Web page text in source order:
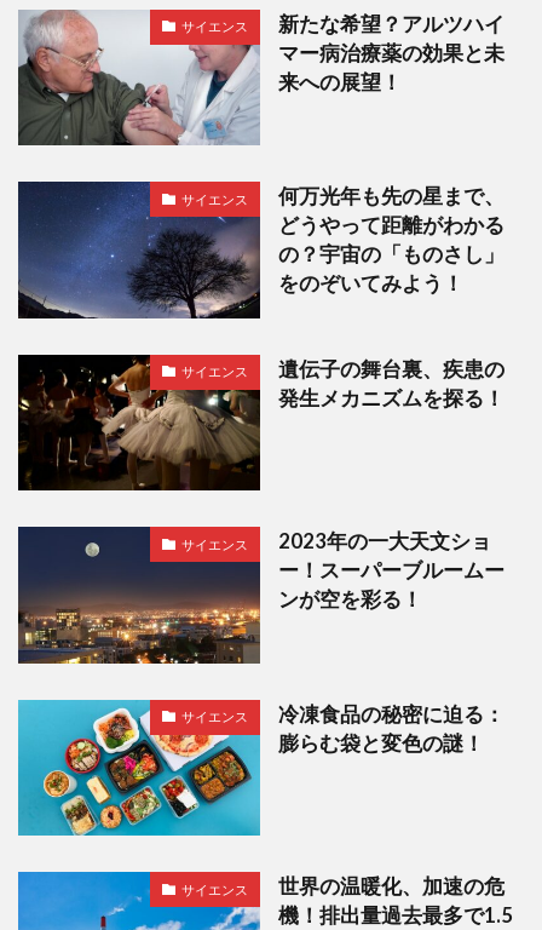
サイエンス
新たな希望？アルツハイ
マー病治療薬の効果と未
来への展望！
サイエンス
何万光年も先の星まで、
どうやって距離がわかる
の？宇宙の「ものさし」
をのぞいてみよう！
サイエンス
遺伝子の舞台裏、疾患の
発生メカニズムを探る！
サイエンス
2023年の一大天文ショ
ー！スーパーブルームー
ンが空を彩る！
サイエンス
冷凍食品の秘密に迫る：
膨らむ袋と変色の謎！
サイエンス
世界の温暖化、加速の危
機！排出量過去最多で1.5